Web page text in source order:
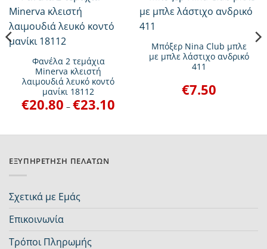
Φανέλα 2 τεμάχια
Minerva κλειστή
λαιμουδιά λευκό κοντό
μανίκι 18112
€20.80 – €23.10
€23.10
Μπόξερ Nina Club μπλε
με μπλε λάστιχο ανδρικό
411
€7.50
ΕΞΥΠΗΡΈΤΗΣΗ ΠΕΛΑΤΏΝ
Σχετικά με Εμάς
Επικοινωνία
Τρόποι Πληρωμής